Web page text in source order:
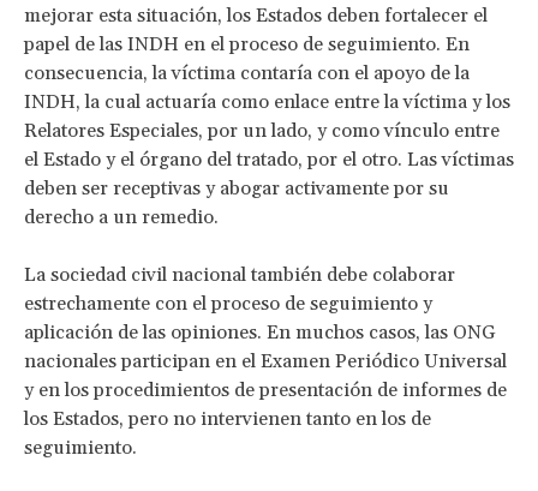
mejorar esta situación, los Estados deben fortalecer el
papel de las INDH en el proceso de seguimiento. En
consecuencia, la víctima contaría con el apoyo de la
INDH, la cual actuaría como enlace entre la víctima y los
Relatores Especiales, por un lado, y como vínculo entre
el Estado y el órgano del tratado, por el otro. Las víctimas
deben ser receptivas y abogar activamente por su
derecho a un remedio.
La sociedad civil nacional también debe colaborar
estrechamente con el proceso de seguimiento y
aplicación de las opiniones. En muchos casos, las ONG
nacionales participan en el Examen Periódico Universal
y en los procedimientos de presentación de informes de
los Estados, pero no intervienen tanto en los de
seguimiento.